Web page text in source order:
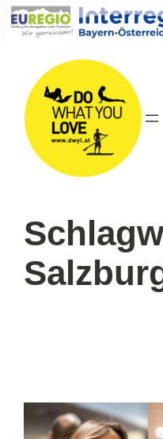
Direkt
zum
wechseln